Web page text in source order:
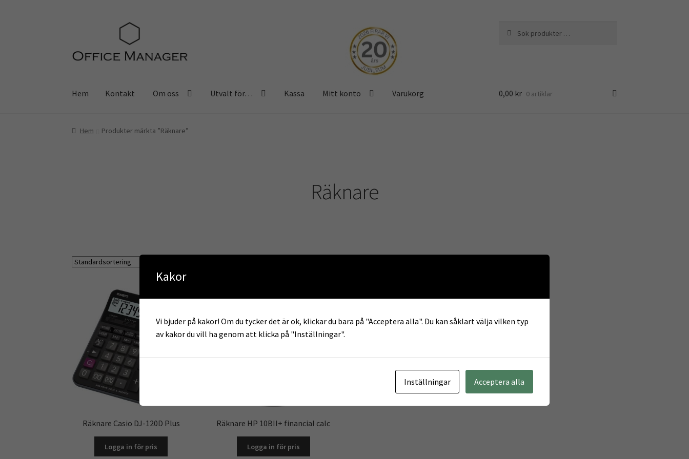
navigering
innehåll
efter:
Hem Kontakt Om oss Utvalt för… Kassa Mitt konto Varukorg
Hem Kontakt Om oss Utvalt för…
0,00 kr 0 artiklar
Hem Produkter märkta ”Räknare”
Räknare
Räknare Casio DJ-120D Plus
Logga in för pris
Räknare HP 10BII+ financial calc
Logga in för pris
Kakor
Vi bjuder på kakor! Om du tycker det är ok, klickar du bara på "Acceptera alla". Du kan såklart välja vilken typ
av kakor du vill ha genom att klicka på "Inställningar".
Inställningar Acceptera alla